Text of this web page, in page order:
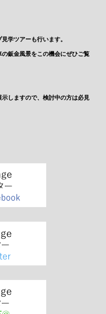
学ツアーも行います。
鈑金風景をこの機会にぜひご覧
しますので、検討中の方は必見